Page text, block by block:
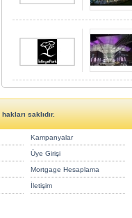
saklıdır.
Kampanyalar
Üye Girişi
Mortgage Hesaplama
İletişim